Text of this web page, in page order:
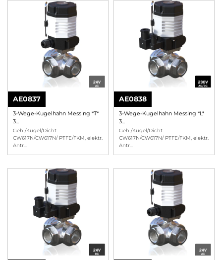
AE0837
3-Wege-Kugelhahn Messing *T*
3...
Geh./Kugel/Dicht.
CW617N/CW617N/ PTFE/FKM, elektr.
Antr...
AE0838
3-Wege-Kugelhahn Messing *L*
3...
Geh./Kugel/Dicht.
CW617N/CW617N/ PTFE/FKM, elektr.
Antr...